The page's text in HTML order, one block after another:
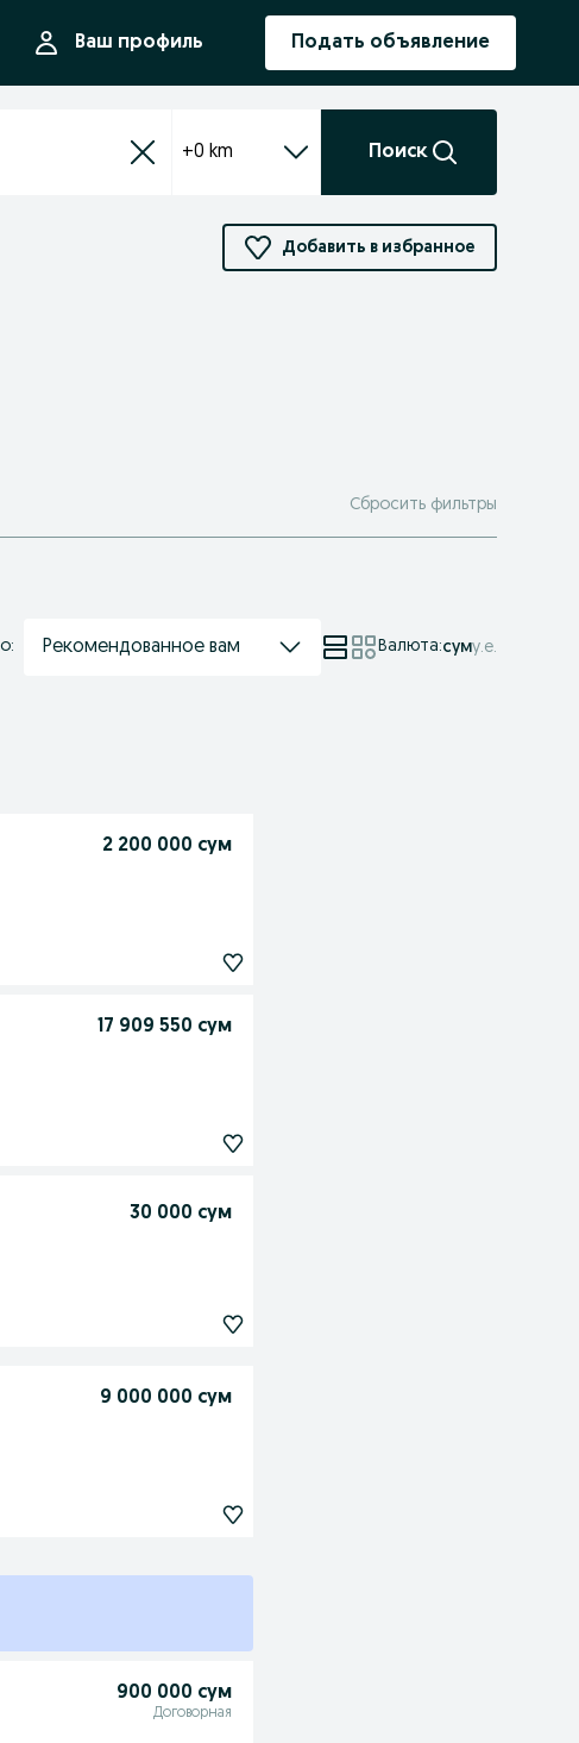
Ваш профиль Подать объявление
+0 km Поиск
Добавить в избранное
Сбросить фильтры
Рекомендованное вам Валюта:суму.е.
2 200 000 сум
17 909 550 сум
30 000 сум
9 000 000 сум
900 000 сум
Договорная